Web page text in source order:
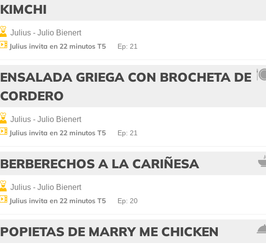
KIMCHI
Julius - Julio Bienert
Julius invita en 22 minutos T5 Ep: 21
ENSALADA GRIEGA CON BROCHETA DE
CORDERO
Julius - Julio Bienert
Julius invita en 22 minutos T5 Ep: 21
BERBERECHOS A LA CARIÑESA
Julius - Julio Bienert
Julius invita en 22 minutos T5 Ep: 20
POPIETAS DE MARRY ME CHICKEN